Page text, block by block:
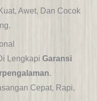
Awet, Dan Cocok
Lengkapi Garansi
.
Cepat, Rapi,